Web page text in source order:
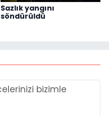
Sazlık yangını
söndürüldü